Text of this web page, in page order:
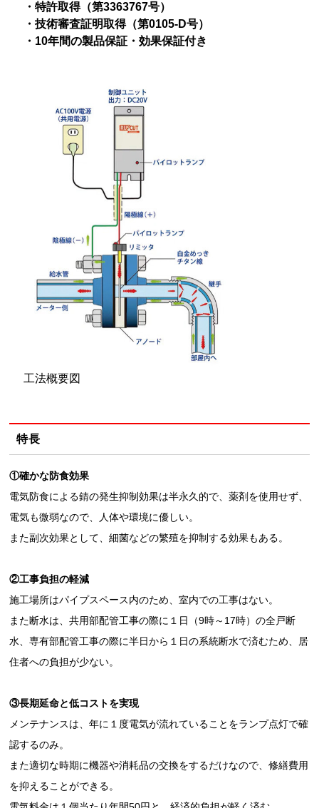
・特許取得（第3363767号）
・技術審査証明取得（第0105-D号）
・10年間の製品保証・効果保証付き
工法概要図
特長
①確かな防食効果
電気防食による錆の発生抑制効果は半永久的で、薬剤を使用せず、
電気も微弱なので、人体や環境に優しい。
また副次効果として、細菌などの繁殖を抑制する効果もある。
②工事負担の軽減
施工場所はパイプスペース内のため、室内での工事はない。
また断水は、共用部配管工事の際に１日（9時～17時）の全戸断
水、専有部配管工事の際に半日から１日の系統断水で済むため、居
住者への負担が少ない。
③長期延命と低コストを実現
メンテナンスは、年に１度電気が流れていることをランプ点灯で確
認するのみ。
また適切な時期に機器や消耗品の交換をするだけなので、修繕費用
を抑えることができる。